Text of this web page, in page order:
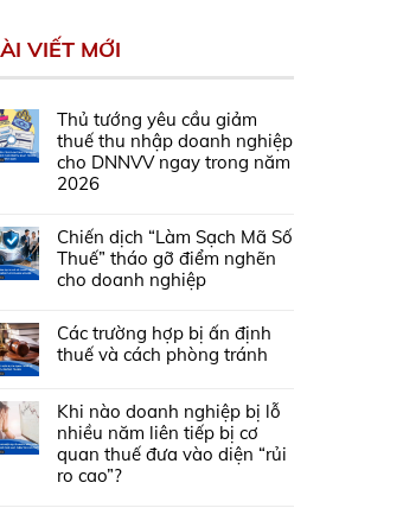
VIẾT MỚI
Thủ tướng yêu cầu giảm
thuế thu nhập doanh nghiệp
cho DNNVV ngay trong năm
2026
Chiến dịch “Làm Sạch Mã Số
Thuế” tháo gỡ điểm nghẽn
cho doanh nghiệp
Các trường hợp bị ấn định
thuế và cách phòng tránh
Khi nào doanh nghiệp bị lỗ
nhiều năm liên tiếp bị cơ
quan thuế đưa vào diện “rủi
ro cao”?